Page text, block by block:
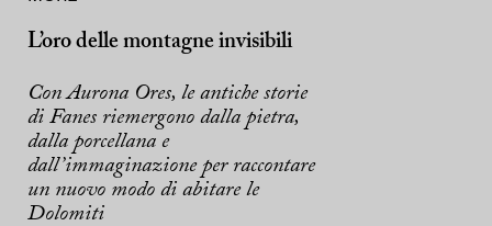
L’oro delle montagne invisibili
Con Aurona Ores, le antiche storie
di Fanes riemergono dalla pietra,
dalla porcellana e
dall’immaginazione per raccontare
un nuovo modo di abitare le
Dolomiti